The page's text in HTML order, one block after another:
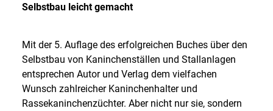
Selbstbau leicht gemacht
Mit der 5. Auflage des erfolgreichen Buches über den
Selbstbau von Kaninchenställen und Stallanlagen
entsprechen Autor und Verlag dem vielfachen
Wunsch zahlreicher Kaninchenhalter und
Rassekaninchenzüchter. Aber nicht nur sie, sondern